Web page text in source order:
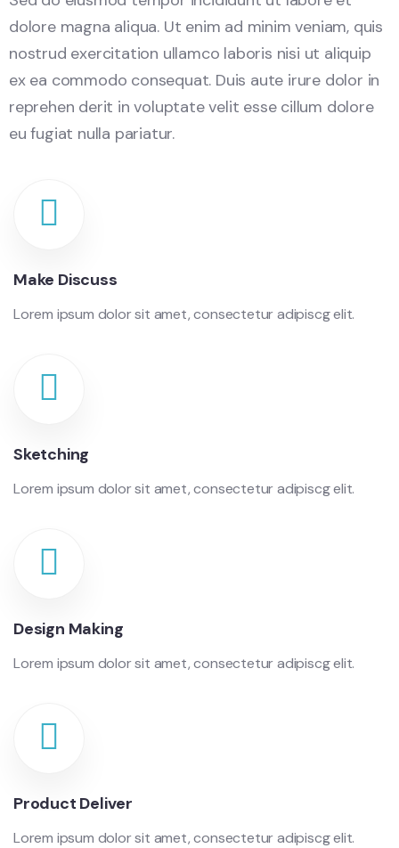
dolore magna aliqua. Ut enim ad minim veniam, quis
nostrud exercitation ullamco laboris nisi ut aliquip
ex ea commodo consequat. Duis aute irure dolor in
reprehen derit in voluptate velit esse cillum dolore
eu fugiat nulla pariatur.
Make Discuss
Lorem ipsum dolor sit amet, consectetur adipiscg elit.
Sketching
Lorem ipsum dolor sit amet, consectetur adipiscg elit.
Design Making
Lorem ipsum dolor sit amet, consectetur adipiscg elit.
Product Deliver
Lorem ipsum dolor sit amet, consectetur adipiscg elit.